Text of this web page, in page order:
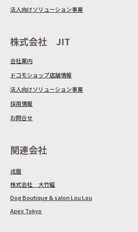
法人向けソリューション事業
株式会社 JIT
会社案内
ドコモショップ店舗情報
法人向けソリューション事業
採用情報
お問合せ
関連会社
戎屋
株式会社 大竹組
Dog Boutique & salon Lou Lou
Apex Tokyo